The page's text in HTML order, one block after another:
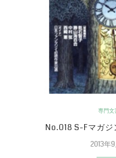
専門文
No.018 S-Fマガ
2013年